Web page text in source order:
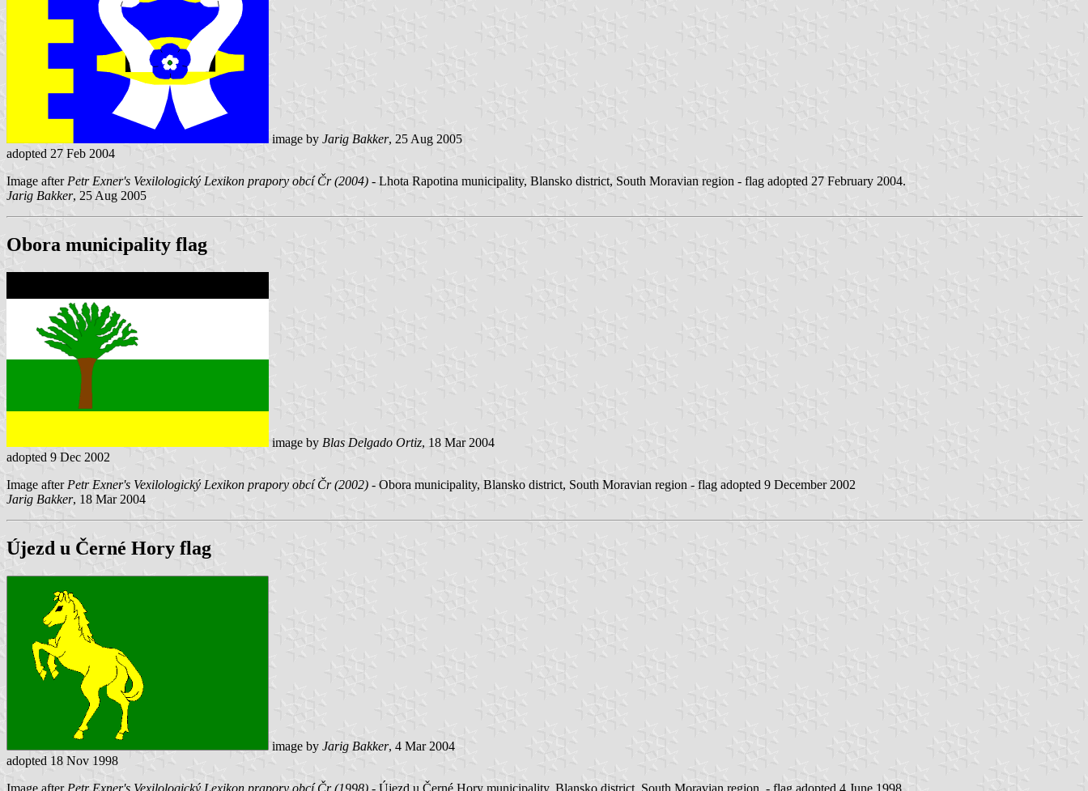
image by Jarig Bakker, 25 Aug 2005
adopted 27 Feb 2004
Image after Petr Exner's Vexilologický Lexikon prapory obcí Čr (2004) - Lhota Rapotina municipality, Blansko district, South Moravian region - flag adopted 27 February 2004.
Jarig Bakker, 25 Aug 2005
Obora municipality flag
image by Blas Delgado Ortiz, 18 Mar 2004
adopted 9 Dec 2002
Image after Petr Exner's Vexilologický Lexikon prapory obcí Čr (2002) - Obora municipality, Blansko district, South Moravian region - flag adopted 9 December 2002
Jarig Bakker, 18 Mar 2004
Újezd u Černé Hory flag
image by Jarig Bakker, 4 Mar 2004
adopted 18 Nov 1998
Image after Petr Exner's Vexilologický Lexikon prapory obcí Čr (1998) - Újezd u Černé Hory municipality, Blansko district, South Moravian region - flag adopted 4 June 1998.